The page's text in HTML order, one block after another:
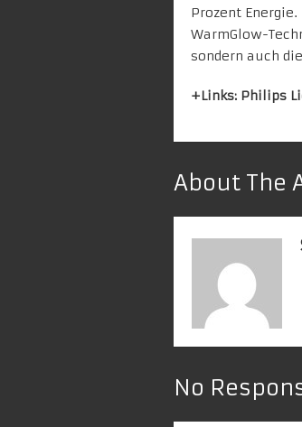
Prozent
WarmGlow-
sondern auch
+Links: Philips
About The
No